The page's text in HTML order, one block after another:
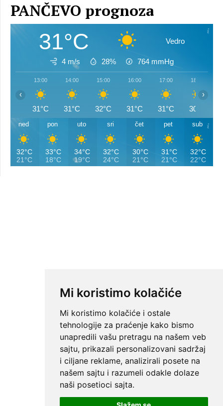
Mi koristimo kolačiće
Mi koristimo kolačiće i ostale
tehnologije za praćenje kako bismo
unapredili vašu pretragu na našem veb
sajtu, prikazali personalizovani sadržaj
i ciljane reklame, analizirali posete na
našem sajtu i razumeli odakle dolaze
naši posetioci sajta.
PANČEVO prognoza
31°C Vedro
4 m/s 28% 764 mmHg
13:00
31°C
14:00
31°C
15:00
32°C
16:00
31°C
17:00
31°C
18:00
30°C
‹ ›
ned
32°C
21°C
pon
33°C
18°C
uto
34°C
19°C
sri
32°C
24°C
čet
30°C
21°C
pet
31°C
21°C
sub
32°C
22°C